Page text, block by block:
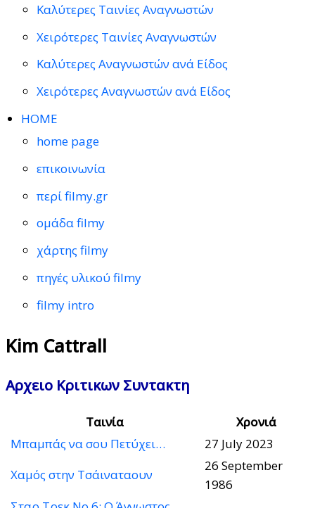
Καλύτερες Ταινίες Αναγνωστών
Χειρότερες Ταινίες Αναγνωστών
Καλύτερες Αναγνωστών ανά Είδος
Χειρότερες Αναγνωστών ανά Είδος
HOME
home page
επικοινωνία
περί filmy.gr
ομάδα filmy
χάρτης filmy
πηγές υλικού filmy
filmy intro
Kim Cattrall
Αρχειο Κριτικων Συντακτη
Ταινία
Χρονιά
Μπαμπάς να σου Πετύχει…
27 July 2023
Χαμός στην Τσάιναταουν
26 September
1986